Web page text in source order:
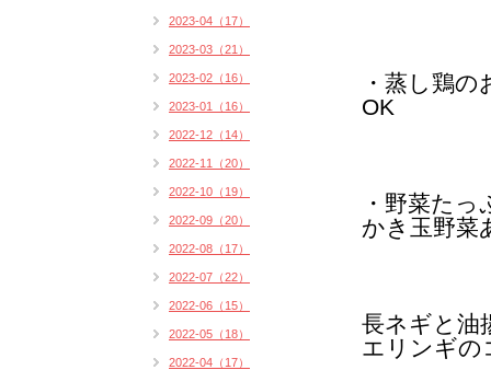
・蒸し鶏
OK
・野菜たっ
かき玉野菜
長ネギと油
エリンギの
2023-04（17）
2023-03（21）
2023-02（16）
2023-01（16）
2022-12（14）
2022-11（20）
2022-10（19）
2022-09（20）
2022-08（17）
2022-07（22）
2022-06（15）
2022-05（18）
2022-04（17）